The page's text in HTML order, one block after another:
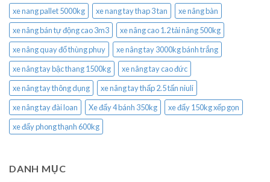
xe nang pallet 5000kg xe nang tay thap 3 tan
xe nâng bàn
xe nâng bán tự động cao 3m3
xe nâng cao 1.2 tải nâng 500kg
xe nâng quay đổ thùng phuy
xe nâng tay 3000kg bánh trắng
xe nâng tay bậc thang 1500kg
xe nâng tay cao đức
xe nâng tay thông dụng
xe nâng tay thấp 2.5 tấn niuli
xe nâng tay đài loan
Xe đẩy 4 bánh 350kg
xe đẩy 150kg xếp gọn
xe đẩy phong thạnh 600kg
DANH MỤC